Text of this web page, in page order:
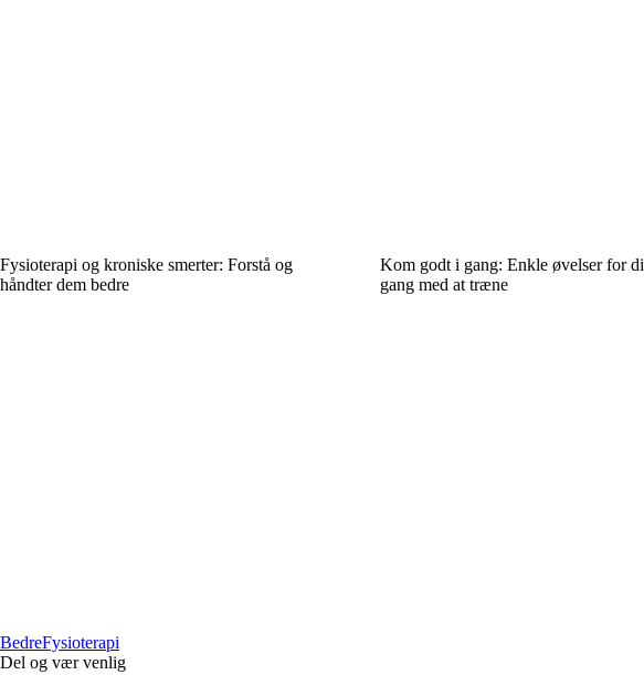
Fysioterapi og kroniske smerter: Forstå og
håndter dem bedre
Kom godt i gang: Enkle øvelser for
gang med at træne
BedreFysioterapi
Del og vær venlig